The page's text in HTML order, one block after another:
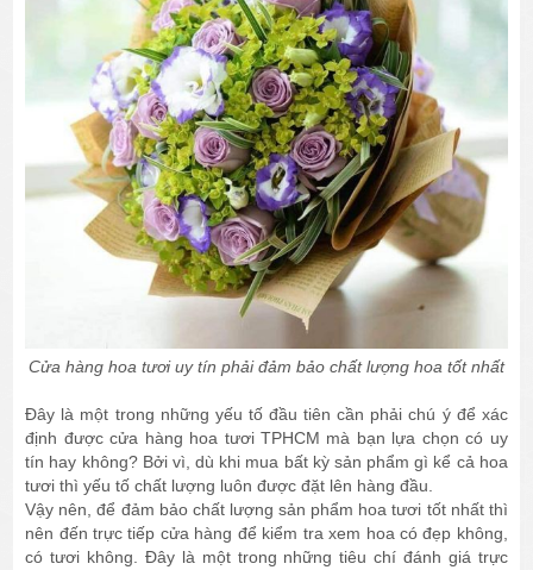
Cửa hàng hoa tươi uy tín phải đảm bảo chất lượng hoa tốt nhất
Đây là một trong những yếu tố đầu tiên cần phải chú ý để xác
định được cửa hàng hoa tươi TPHCM mà bạn lựa chọn có uy
tín hay không? Bởi vì, dù khi mua bất kỳ sản phẩm gì kể cả hoa
tươi thì yếu tố chất lượng luôn được đặt lên hàng đầu.
Vậy nên, để đảm bảo chất lượng sản phẩm hoa tươi tốt nhất thì
nên đến trực tiếp cửa hàng để kiểm tra xem hoa có đẹp không,
có tươi không. Đây là một trong những tiêu chí đánh giá trực